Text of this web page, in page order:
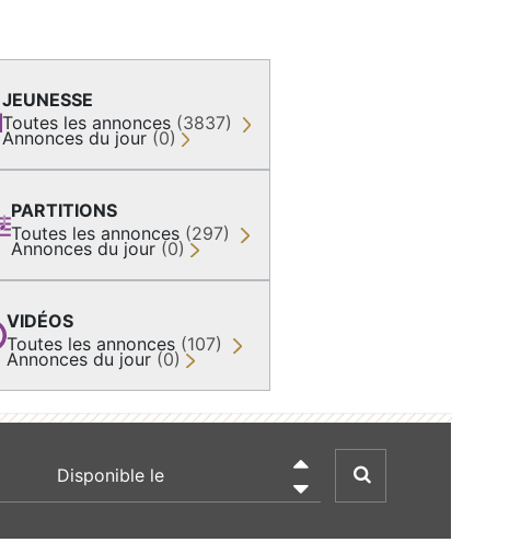
JEUNESSE
Toutes les annonces (3837)
Annonces du jour (0)
PARTITIONS
Toutes les annonces (297)
Annonces du jour (0)
VIDÉOS
Toutes les annonces (107)
Annonces du jour (0)
